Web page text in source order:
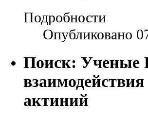
Подробности
Опубликовано
Поиск:
актиний